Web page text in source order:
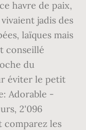
havre de paix,
jadis des
laïques mais
conseillé
du
éviter le petit
Adorable -
2'096
comparez les